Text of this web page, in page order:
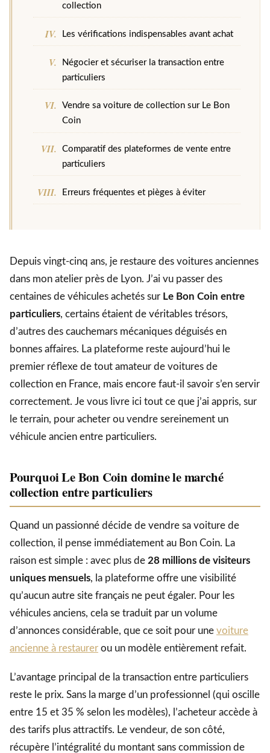
collection
Les vérifications indispensables avant achat
Négocier et sécuriser la transaction entre
particuliers
Vendre sa voiture de collection sur Le Bon
Coin
Comparatif des plateformes de vente entre
particuliers
Erreurs fréquentes et pièges à éviter
Depuis vingt-cinq ans, je restaure des voitures anciennes
dans mon atelier près de Lyon. J’ai vu passer des
centaines de véhicules achetés sur Le Bon Coin entre
particuliers, certains étaient de véritables trésors,
d’autres des cauchemars mécaniques déguisés en
bonnes affaires. La plateforme reste aujourd’hui le
premier réflexe de tout amateur de voitures de
collection en France, mais encore faut-il savoir s’en servir
correctement. Je vous livre ici tout ce que j’ai appris, sur
le terrain, pour acheter ou vendre sereinement un
véhicule ancien entre particuliers.
Pourquoi Le Bon Coin domine le marché
collection entre particuliers
Quand un passionné décide de vendre sa voiture de
collection, il pense immédiatement au Bon Coin. La
raison est simple : avec plus de 28 millions de visiteurs
uniques mensuels, la plateforme offre une visibilité
qu’aucun autre site français ne peut égaler. Pour les
véhicules anciens, cela se traduit par un volume
d’annonces considérable, que ce soit pour une voiture
ancienne à restaurer ou un modèle entièrement refait.
L’avantage principal de la transaction entre particuliers
reste le prix. Sans la marge d’un professionnel (qui oscille
entre 15 et 35 % selon les modèles), l’acheteur accède à
des tarifs plus attractifs. Le vendeur, de son côté,
récupère l’intégralité du montant sans commission de